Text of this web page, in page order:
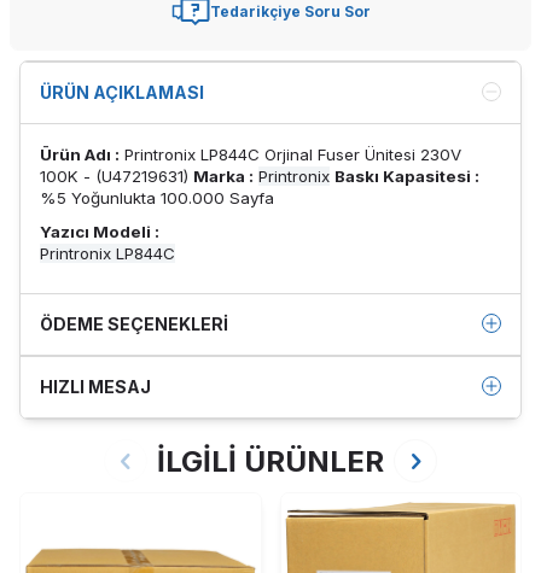
Tedarikçiye Soru Sor
ÜRÜN AÇIKLAMASI
Ürün Adı : Printronix LP844C Orjinal Fuser Ünitesi 230V
100K - (U47219631) Marka : Printronix Baskı Kapasitesi :
%5 Yoğunlukta 100.000 Sayfa
Yazıcı Modeli :
Printronix LP844C
ÖDEME SEÇENEKLERI
HIZLI MESAJ
İLGİLİ ÜRÜNLER